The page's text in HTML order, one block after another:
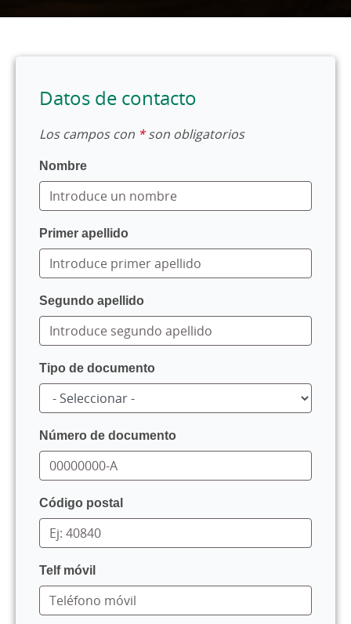
Datos de contacto
Los campos con *son obligatorios
Nombre
Primer apellido
Segundo apellido
Tipo de documento
Número de documento
Código postal
Telf móvil